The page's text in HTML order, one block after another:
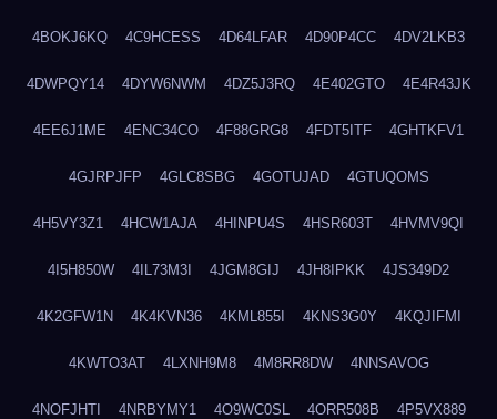
4BOKJ6KQ 4C9HCESS 4D64LFAR 4D90P4CC 4DV2LKB3
4DWPQY14 4DYW6NWM 4DZ5J3RQ 4E402GTO 4E4R43JK
4EE6J1ME 4ENC34CO 4F88GRG8 4FDT5ITF 4GHTKFV1
4GJRPJFP 4GLC8SBG 4GOTUJAD 4GTUQOMS
4H5VY3Z1 4HCW1AJA 4HINPU4S 4HSR603T 4HVMV9QI
4I5H850W 4IL73M3I 4JGM8GIJ 4JH8IPKK 4JS349D2
4K2GFW1N 4K4KVN36 4KML855I 4KNS3G0Y 4KQJIFMI
4KWTO3AT 4LXNH9M8 4M8RR8DW 4NNSAVOG
4NOFJHTI 4NRBYMY1 4O9WC0SL 4ORR508B 4P5VX889